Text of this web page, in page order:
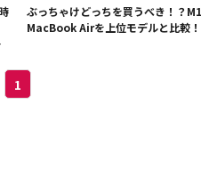
ぶっちゃけどっちを買うべき！？M1
MacBook Airを上位モデルと比較！
1